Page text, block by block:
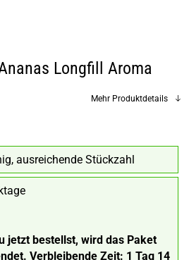
Longfill Aroma
Mehr Produktdetails
ausreichende Stückzahl
jetzt bestellst, wird das Paket
Verbleibende Zeit: 1 Tag 14